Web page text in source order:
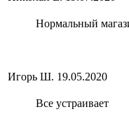
Нормальный
Игорь Ш. 19.05.2020
Все устраивает